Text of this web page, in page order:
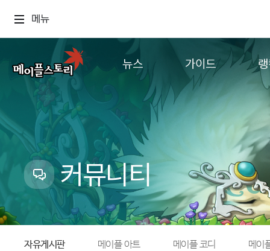
메뉴
뉴스
업데이트
이벤트
캐시샵 공지
메이플 알림판
with maple
가이드
추가정보
컨텐
커뮤니티
자유게시판 메이플 아트 메이플 코디 메이